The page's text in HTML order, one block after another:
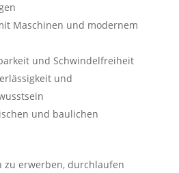
Maschinen und modernem
und Schwindelfreiheit
und
und baulichen
zu erwerben, durchlaufen